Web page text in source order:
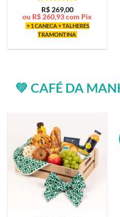
Avaliação5
de 5
R$269,00
ou R$ 260,93com Pix
+ 1 CANECA + TALHERES
TRAMONTINA
💚 CAFÉ DA